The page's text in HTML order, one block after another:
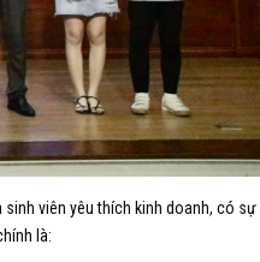
viên yêu thích kinh doanh, có sự
là: